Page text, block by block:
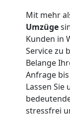
Mit mehr
Umzüge
Kunden in
Service zu
Belange
Anfrage
Lassen Sie
stressfrei